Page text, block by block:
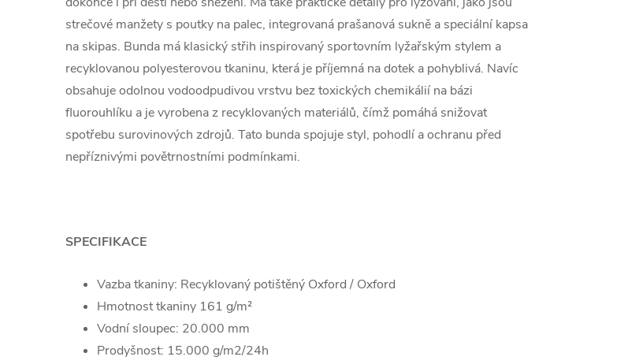
strečové manžety s poutky na palec, integrovaná prašanová sukně a speciální kapsa
na skipas. Bunda má klasický střih inspirovaný sportovním lyžařským stylem a
recyklovanou polyesterovou tkaninu, která je příjemná na dotek a pohyblivá. Navíc
obsahuje odolnou vodoodpudivou vrstvu bez toxických chemikálií na bázi
fluorouhlíku a je vyrobena z recyklovaných materiálů, čímž pomáhá snižovat
spotřebu surovinových zdrojů. Tato bunda spojuje styl, pohodlí a ochranu před
nepříznivými povětrnostními podmínkami.
SPECIFIKACE
Vazba tkaniny: Recyklovaný potištěný Oxford / Oxford
Hmotnost tkaniny 161 g/m²
Vodní sloupec: 20.000 mm
Prodyšnost: 15.000 g/m2/24h